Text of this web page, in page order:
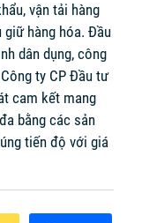
vận tải hàng
giữ hàng hóa. Đầu
dân dụng, công
ty CP Đầu tư
cam kết mang
bằng các sản
tiến độ với giá